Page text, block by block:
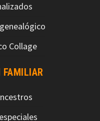
Collage
FAMILIAR